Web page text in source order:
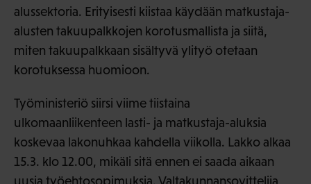
alussektoria. Erityisesti kiistaa käydään matkustaja-
alusten takuupalkkojen korotusmallista ja siitä,
miten takuupalkkaan sisältyvä ylityö otetaan
korotuksessa huomioon.
Työministeriö siirsi viime tiistaina
ulkomaanliikenteen lasti- ja matkustaja-aluksia
koskevaa lakonuhkaa kahdella viikolla. Lakko alkaa
15.3. klo 12.00, mikäli sitä ennen ei saada aikaan
uusia työehtosopimuksia. Valtakunnansovittelija